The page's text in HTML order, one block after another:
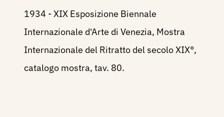
1934 - XIX Esposizione Biennale
Internazionale d'Arte di Venezia, Mostra
Internazionale del Ritratto del secolo XIX°,
catalogo mostra, tav. 80.